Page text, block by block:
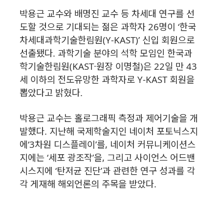
박용근 교수와 배명진 교수 등 차세대 연구를 선
도할 것으로 기대되는 젊은 과학자 26명이 ‘한국
차세대과학기술한림원(Y-KAST)’ 신입 회원으로
선출됐다. 과학기술 분야의 석학 모임인 한국과
학기술한림원(KAST·원장 이명철)은 22일 만 43
세 이하의 전도유망한 과학자로 Y-KAST 회원을
뽑았다고 밝혔다.
박용근 교수는 홀로그래픽 측정과 제어기술을 개
발했다. 지난해 국제학술지인 네이처 포토닉스지
에‘3차원 디스플레이’를, 네이처 커뮤니케이션스
지에는 ‘세포 광조작’을, 그리고 사이언스 어드밴
시스지에 ‘탄저균 진단’과 관련한 연구 성과를 각
각 게재해 해외언론의 주목을 받았다.